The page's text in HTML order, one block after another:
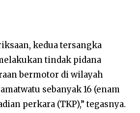
kedua tersangka
tindak pidana
bermotor di wilayah
sebanyak 16 (enam
perkara (TKP),” tegasnya.